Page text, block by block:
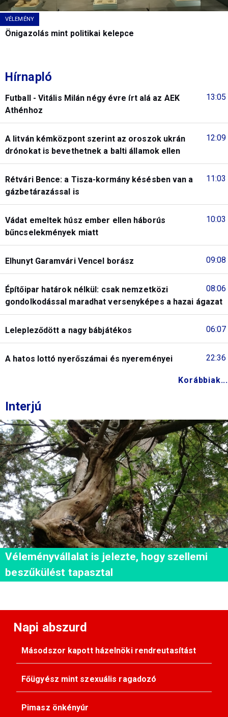
VÉLEMÉNY
Önigazolás mint politikai kelepce
Hírnapló
13:05
Futball - Vitális Milán négy évre írt alá az AEK
Athénhoz
12:09
A litván kémközpont szerint az oroszok ukrán
drónokat is bevethetnek a balti államok ellen
11:03
Rétvári Bence: a Tisza-kormány késésben van a
gázbetárazással is
10:03
Vádat emeltek húsz ember ellen háborús
bűncselekmények miatt
09:08
Elhunyt Garamvári Vencel borász
08:06
Építőipar határok nélkül: csak nemzetközi
gondolkodással maradhat versenyképes a hazai ágazat
06:07
Lelepleződött a nagy bábjátékos
22:36
A hatos lottó nyerőszámai és nyereményei
Korábbiak...
Interjú
Véleményvállalat is jelezte, hogy szellemi
beszűkülést tapasztal
Napi abszurd
Másodszor kapott házelnöki rendreutasítást
Főügyész mint szexuális ragadozó
Pimasz önkényúr